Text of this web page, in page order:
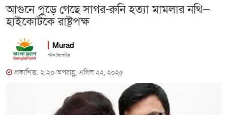
আগুনে পুড়ে গেছে সাগর-রুনি হত্যা মামলার নথি—
হাইকোর্টকে রাষ্ট্রপক্ষ
Murad
স্টাফ রিপোর্টার
প্রকাশিত: ২:২০ অপরাহ্ণ, এপ্রিল ২২, ২০২৫